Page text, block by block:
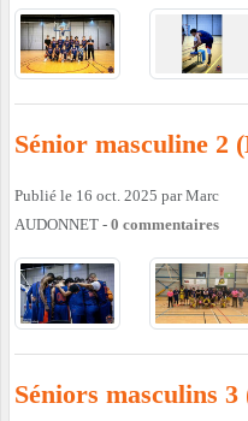
Sénior masculine 2
Publié le 16 oct. 2025 parMarc
AUDONNET - 0 commentaires
Séniors masculins